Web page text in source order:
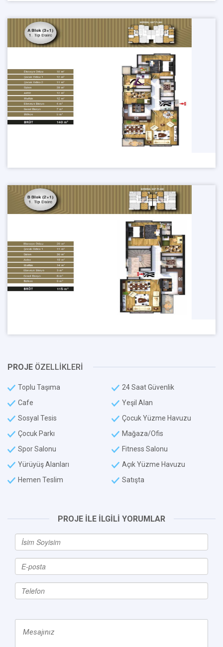
PROJE ÖZELLİKLERİ
Toplu Taşıma
24 Saat Güvenlik
Cafe
Yeşil Alan
Sosyal Tesis
Çocuk Yüzme Havuzu
Çocuk Parkı
Mağaza/Ofis
Spor Salonu
Fitness Salonu
Yürüyüş Alanları
Açık Yüzme Havuzu
Hemen Teslim
Satışta
PROJE İLE İLGİLİ YORUMLAR